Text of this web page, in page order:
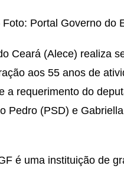
Portal Governo do
Ceará (Alece) realiza
aos 55 anos de
a requerimento do
Pedro (PSD) e
é uma instituição de